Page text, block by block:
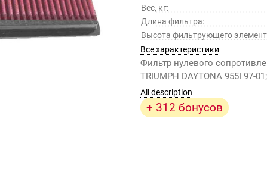
Вес, кг:
Длина фильтра:
Высота фильтрующего
Все характеристики
Фильтр нулевого
TRIUMPH DAYTONA 955I 97-
All description
+ 312 бонусов